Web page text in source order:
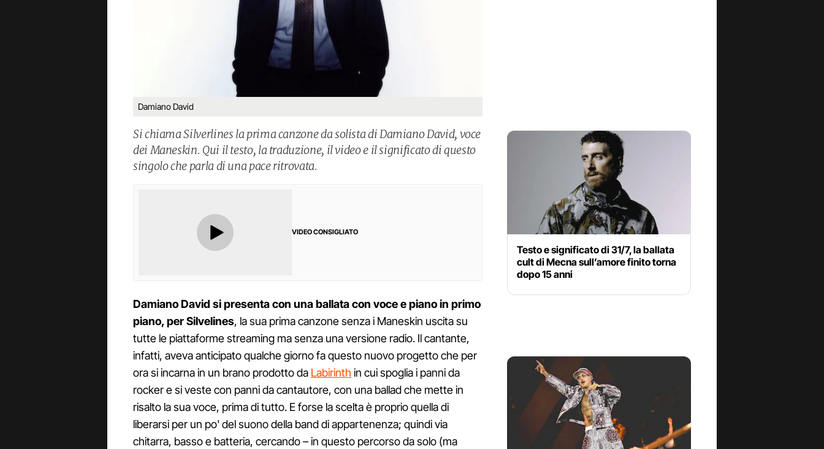
Damiano David
Si chiama Silverlines la prima canzone da solista di Damiano David, voce
dei Maneskin. Qui il testo, la traduzione, il video e il significato di questo
singolo che parla di una pace ritrovata.
VIDEO CONSIGLIATO
Damiano David si presenta con una ballata con voce e piano in primo
piano, per Silvelines, la sua prima canzone senza i Maneskin uscita su
tutte le piattaforme streaming ma senza una versione radio. Il cantante,
infatti, aveva anticipato qualche giorno fa questo nuovo progetto che per
ora si incarna in un brano prodotto da Labirinth in cui spoglia i panni da
rocker e si veste con panni da cantautore, con una ballad che mette in
risalto la sua voce, prima di tutto. E forse la scelta è proprio quella di
liberarsi per un po' del suono della band di appartenenza; quindi via
chitarra, basso e batteria, cercando – in questo percorso da solo (ma
Testo e significato di 31/7, la ballata
cult di Mecna sull’amore finito torna
dopo 15 anni